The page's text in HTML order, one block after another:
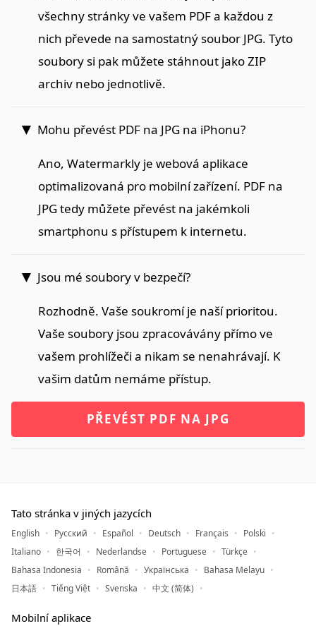
všechny stránky ve vašem PDF a každou z
nich převede na samostatný soubor JPG. Tyto
soubory si pak můžete stáhnout jako ZIP
archiv nebo jednotlivě.
Mohu převést PDF na JPG na iPhonu?
Ano, Watermarkly je webová aplikace
optimalizovaná pro mobilní zařízení. PDF na
JPG tedy můžete převést na jakémkoli
smartphonu s přístupem k internetu.
Jsou mé soubory v bezpečí?
Rozhodně. Vaše soukromí je naší prioritou.
Vaše soubory jsou zpracovávány přímo ve
vašem prohlížeči a nikam se nenahrávají. K
vašim datům nemáme přístup.
PŘEVÉST PDF NA JPG
Tato stránka v jiných jazycích
English Русский Español Deutsch Français
Polski
Italiano
한국어 Nederlandse Portuguese
Türkçe
Bahasa Indonesia
Română Українська
Bahasa Melayu
日本語
Tiếng Việt Svenska 中文 (简体)
Mobilní aplikace